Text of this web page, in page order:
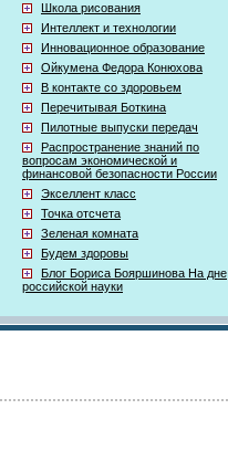
Школа рисования
Интеллект и технологии
Инновационное образование
Ойкумена Федора Конюхова
В контакте со здоровьем
Перечитывая Боткина
Пилотные выпуски передач
Распространение знаний по
вопросам экономической и
финансовой безопасности России
Экселлент класс
Точка отсчета
Зеленая комната
Будем здоровы
Блог Бориса Бояршинова На дне
российской науки